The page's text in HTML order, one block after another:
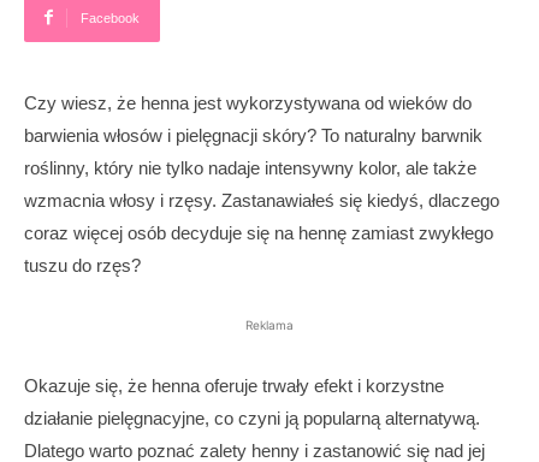
Facebook
Czy wiesz, że henna jest wykorzystywana od wieków do
barwienia włosów i pielęgnacji skóry? To naturalny barwnik
roślinny, który nie tylko nadaje intensywny kolor, ale także
wzmacnia włosy i rzęsy. Zastanawiałeś się kiedyś, dlaczego
coraz więcej osób decyduje się na hennę zamiast zwykłego
tuszu do rzęs?
Reklama
Okazuje się, że henna oferuje trwały efekt i korzystne
działanie pielęgnacyjne, co czyni ją popularną alternatywą.
Dlatego warto poznać zalety henny i zastanowić się nad jej